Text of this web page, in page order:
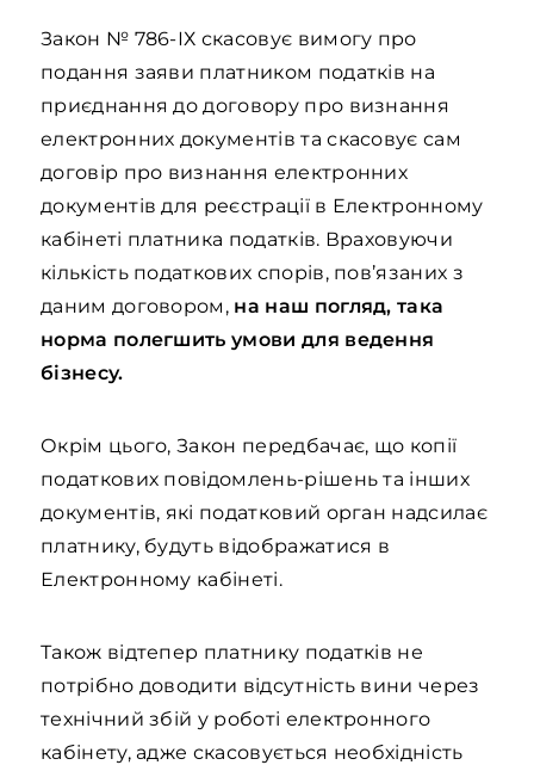
Закон № 786-ІХ скасовує вимогу про
подання заяви платником податків на
приєднання до договору про визнання
електронних документів та скасовує сам
договір про визнання електронних
документів для реєстрації в Електронному
кабінеті платника податків. Враховуючи
кількість податкових спорів, пов’язаних з
даним договором, на наш погляд, така
норма полегшить умови для ведення
бізнесу.
Окрім цього, Закон передбачає, що копії
податкових повідомлень-рішень та інших
документів, які податковий орган надсилає
платнику, будуть відображатися в
Електронному кабінеті.
Також відтепер платнику податків не
потрібно доводити відсутність вини через
технічний збій у роботі електронного
кабінету, адже скасовується необхідність